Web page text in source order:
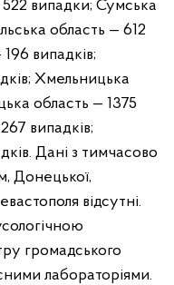
випадки; Сумська
область — 612
випадків;
Хмельницька
область — 1375
випадків;
Дані з тимчасово
Донецької,
відсутні.
громадського
лабораторіями.